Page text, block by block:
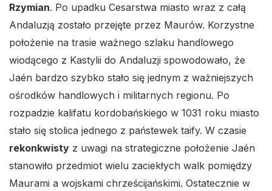
Rzymian. Po upadku Cesarstwa miasto wraz z całą
Andaluzją zostało przejęte przez Maurów. Korzystne
położenie na trasie ważnego szlaku handlowego
wiodącego z Kastylii do Andaluzji spowodowało, że
Jaén bardzo szybko stało się jednym z ważniejszych
ośrodków handlowych i militarnych regionu. Po
rozpadzie kalifatu kordobańskiego w 1031 roku miasto
stało się stolica jednego z państewek taify. W czasie
rekonkwisty z uwagi na strategiczne położenie Jaén
stanowiło przedmiot wielu zaciekłych walk pomiędzy
Maurami a wojskami chrześcijańskimi. Ostatecznie w